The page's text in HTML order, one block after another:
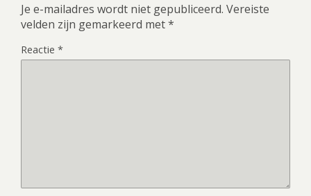
Je e-mailadres wordt niet gepubliceerd. Vereiste
velden zijn gemarkeerd met*
Reactie *